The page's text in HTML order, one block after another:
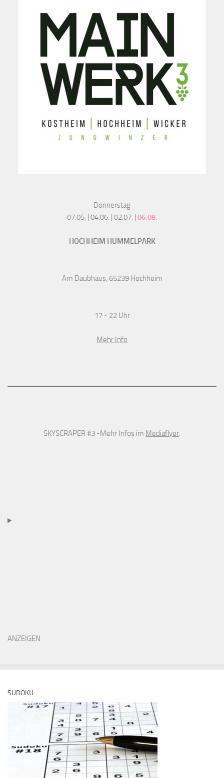
Donnerstag
07.05. | 04.06. | 02.07. | 06.08.
HOCHHEIM HUMMELPARK
Am Daubhaus, 65239 Hochheim
17 - 22 Uhr
Mehr Info
SKYSCRAPER #3 -Mehr Infos im Mediaflyer.
ANZEIGEN
SUDOKU